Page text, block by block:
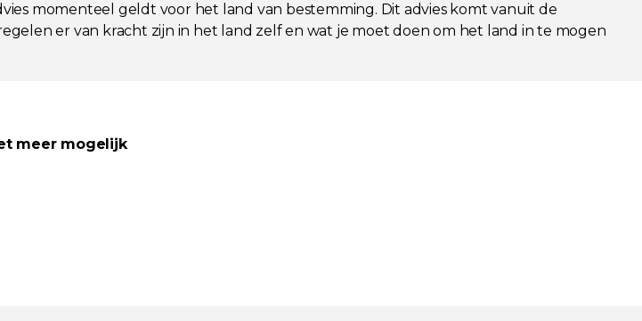
momenteel geldt voor het land van bestemming. Dit advies komt vanuit de
er van kracht zijn in het land zelf en wat je moet doen om het land in te mogen
meer mogelijk